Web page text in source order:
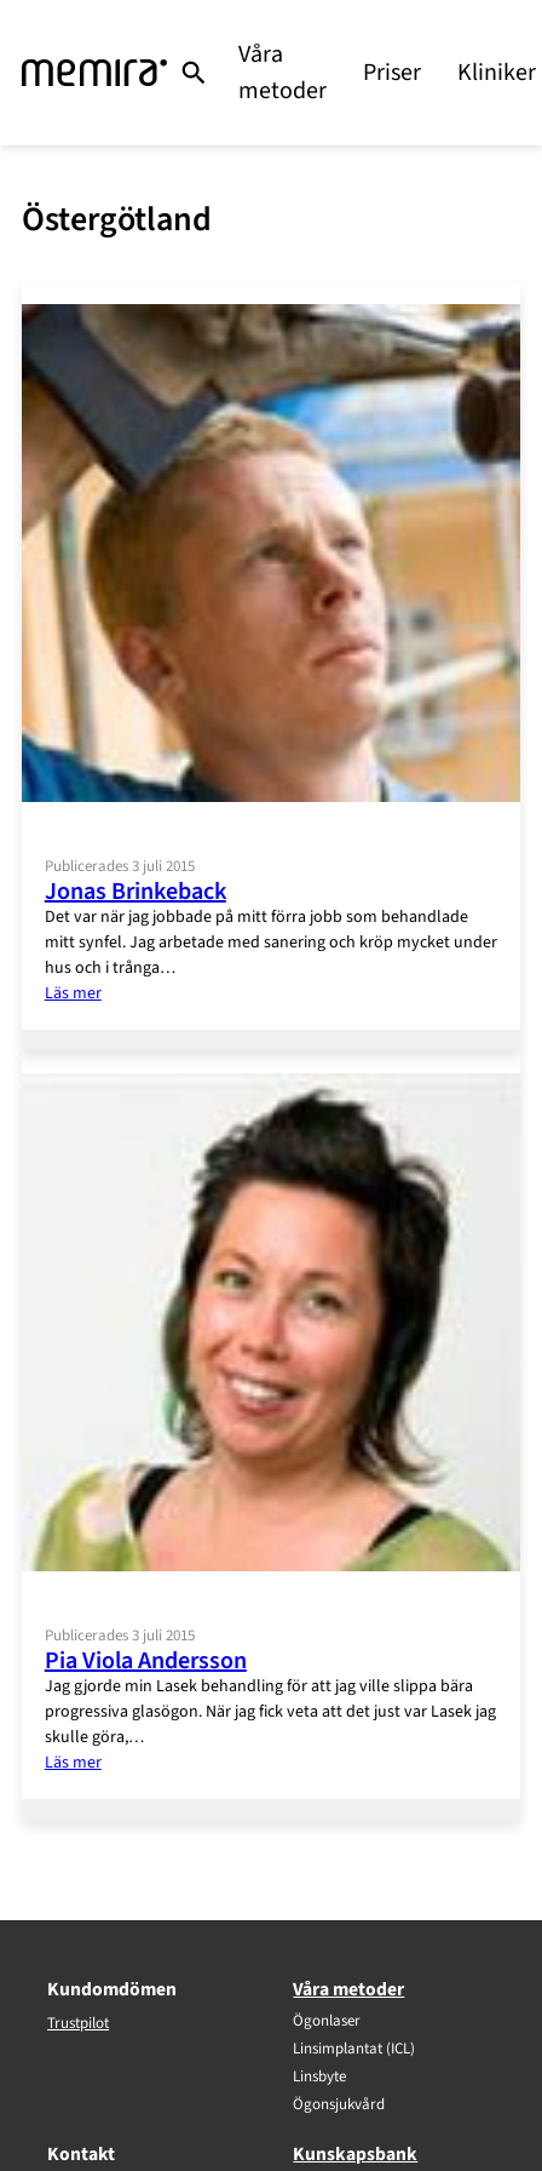
Våra
metoder
Priser Kliniker
Östergötland
Publicerades 3 juli 2015
Jonas Brinkeback
Det var när jag jobbade på mitt förra jobb som behandlade
mitt synfel. Jag arbetade med sanering och kröp mycket under
hus och i trånga…
Läs mer:
Publicerades 3 juli 2015
Pia Viola Andersson
Jag gjorde min Lasek behandling för att jag ville slippa bära
progressiva glasögon. När jag fick veta att det just var Lasek jag
skulle göra,…
Läs mer:
Kundomdömen
Trustpilot
Våra metoder
Ögonlaser
Linsimplantat (ICL)
Linsbyte
Ögonsjukvård
Kontakt Kunskapsbank